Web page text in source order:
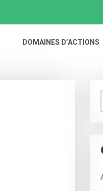
DOMAINES D’ACTIONS